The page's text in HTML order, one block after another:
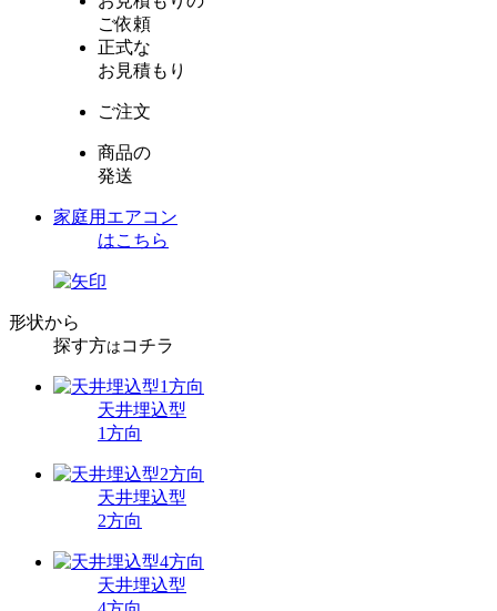
ご依頼
正式な
お見積もり
ご注文
商品の
発送
家庭用エアコン
はこちら
形状から
探す方は コチラ
天井埋込型
1方向
天井埋込型
2方向
天井埋込型